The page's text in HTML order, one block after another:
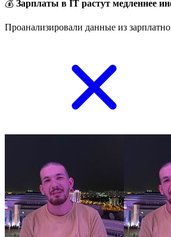
💰 Зарплаты в IT растут медленнее
Проанализировали данные из